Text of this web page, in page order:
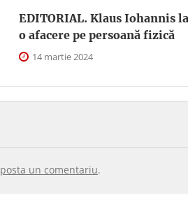
EDITORIAL. Klaus Iohannis
o afacere pe persoană fizică
14 martie 2024
posta un comentariu.